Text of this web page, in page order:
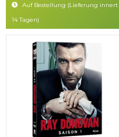
Auf Bestellung (Lieferung innert
14 Tagen)